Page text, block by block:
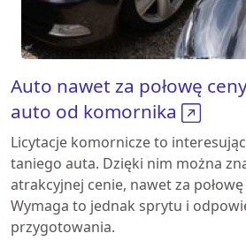
Auto nawet za połowę
auto od komornika
Licytacje komornicze to
taniego auta. Dzięki nim można
atrakcyjnej cenie, nawet za
Wymaga to jednak sprytu i
przygotowania.